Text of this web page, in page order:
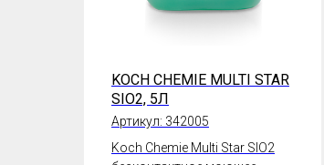
KOCH CHEMIE MULTI STAR
SIO2, 5Л
Артикул: 342005
Koch Chemie Multi Star SIO2